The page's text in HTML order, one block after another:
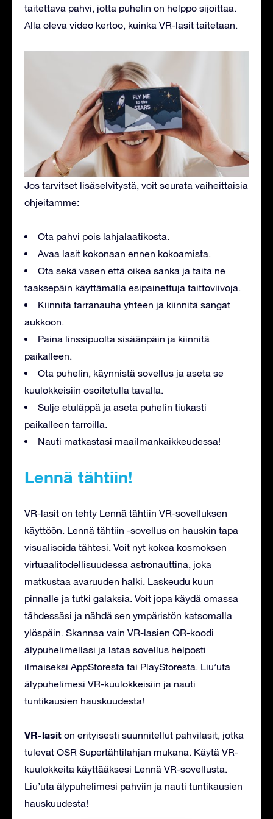
taitettava pahvi, jotta puhelin on helppo sijoittaa.
Alla oleva video kertoo, kuinka VR-lasit taitetaan.
Jos tarvitset lisäselvitystä, voit seurata vaiheittaisia
ohjeitamme:
Ota pahvi pois lahjalaatikosta.
Avaa lasit kokonaan ennen kokoamista.
Ota sekä vasen että oikea sanka ja taita ne
taaksepäin käyttämällä esipainettuja taittoviivoja.
Kiinnitä tarranauha yhteen ja kiinnitä sangat
aukkoon.
Paina linssipuolta sisäänpäin ja kiinnitä
paikalleen.
Ota puhelin, käynnistä sovellus ja aseta se
kuulokkeisiin osoitetulla tavalla.
Sulje etuläppä ja aseta puhelin tiukasti
paikalleen tarroilla.
Nauti matkastasi maailmankaikkeudessa!
Lennä tähtiin!
VR-lasit on tehty Lennä tähtiin VR-sovelluksen
käyttöön. Lennä tähtiin -sovellus on hauskin tapa
visualisoida tähtesi. Voit nyt kokea kosmoksen
virtuaalitodellisuudessa astronauttina, joka
matkustaa avaruuden halki. Laskeudu kuun
pinnalle ja tutki galaksia. Voit jopa käydä omassa
tähdessäsi ja nähdä sen ympäristön katsomalla
ylöspäin. Skannaa vain VR-lasien QR-koodi
älypuhelimellasi ja lataa sovellus helposti
ilmaiseksi AppStoresta tai PlayStoresta. Liu’uta
älypuhelimesi VR-kuulokkeisiin ja nauti
tuntikausien hauskuudesta!
VR-lasit on erityisesti suunnitellut pahvilasit, jotka
tulevat OSR Supertähtilahjan mukana. Käytä VR-
kuulokkeita käyttääksesi Lennä VR-sovellusta.
Liu’uta älypuhelimesi pahviin ja nauti tuntikausien
hauskuudesta!